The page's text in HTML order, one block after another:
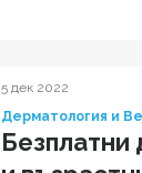
5 дек 2022
Дерматология и
Безплатни